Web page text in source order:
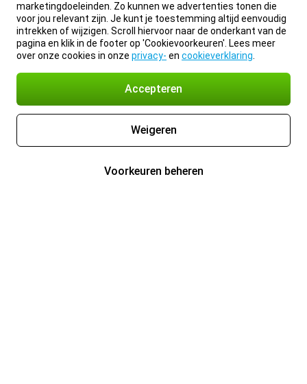
marketingdoeleinden. Zo kunnen we advertenties tonen die
voor jou relevant zijn. Je kunt je toestemming altijd eenvoudig
intrekken of wijzigen. Scroll hiervoor naar de onderkant van de
pagina en klik in de footer op 'Cookievoorkeuren'. Lees meer
over onze cookies in onze privacy- en cookieverklaring
Accepteren
Weigeren
Voorkeuren beheren